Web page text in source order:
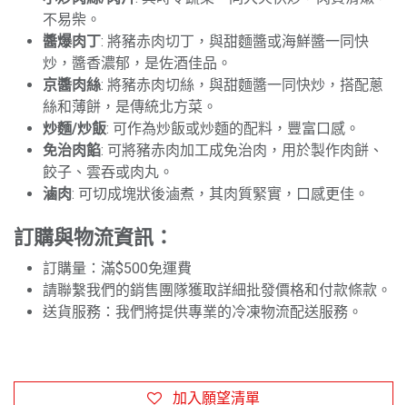
不易柴。
醬爆肉丁: 將豬赤肉切丁，與甜麵醬或海鮮醬一同快
炒，醬香濃郁，是佐酒佳品。
京醬肉絲: 將豬赤肉切絲，與甜麵醬一同快炒，搭配蔥
絲和薄餅，是傳統北方菜。
炒麵/炒飯: 可作為炒飯或炒麵的配料，豐富口感。
免治肉餡: 可將豬赤肉加工成免治肉，用於製作肉餅、
餃子、雲吞或肉丸。
滷肉: 可切成塊狀後滷煮，其肉質緊實，口感更佳。
訂購與物流資訊：
訂購量：滿$500免運費
請聯繫我們的銷售團隊獲取詳細批發價格和付款條款。
送貨服務：我們將提供專業的冷凍物流配送服務。
加入願望清單